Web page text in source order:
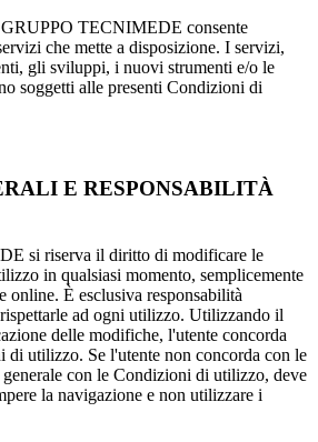
TECNIMEDE consente
che mette a disposizione. I servizi,
gli sviluppi, i nuovi strumenti e/o le
soggetti alle presenti Condizioni di
E RESPONSABILITÀ
si riserva il diritto di modificare le
in qualsiasi momento, semplicemente
online. È esclusiva responsabilità
ad ogni utilizzo. Utilizzando il
delle modifiche, l'utente concorda
utilizzo. Se l'utente non concorda con le
con le Condizioni di utilizzo, deve
la navigazione e non utilizzare i